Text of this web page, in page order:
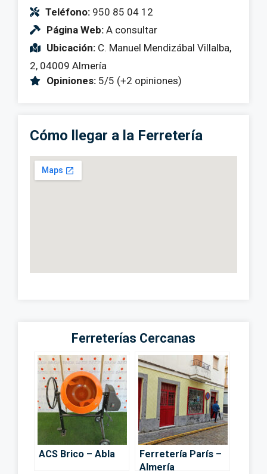
Teléfono: 950 85 04 12
Página Web: A consultar
Ubicación: C. Manuel Mendizábal Villalba,
2, 04009 Almería
Opiniones: 5/5 (+2 opiniones)
Cómo llegar a la Ferretería
Ferreterías Cercanas
ACS Brico – Abla
Ferretería París –
Almería